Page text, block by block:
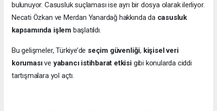
bulunuyor. Casusluk suçlaması ise ayrı bir dosya olarak ilerliyor.
Necati Özkan ve Merdan Yanardağ hakkında da casusluk
kapsamında işlembaşlatıldı.
Bu gelişmeler, Türkiye’de seçim güvenliği, kişisel veri
korumasıve yabancı istihbarat etkisigibi konularda ciddi
tartışmalara yol açtı.